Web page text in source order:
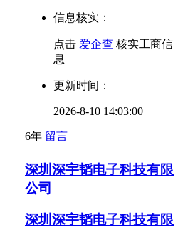
信息核实：
点击 爱企查 核实工商信
息
更新时间：
2026-8-10 14:03:00
6年 留言
深圳深宇韬电子科技有限
公司
深圳深宇韬电子科技有限